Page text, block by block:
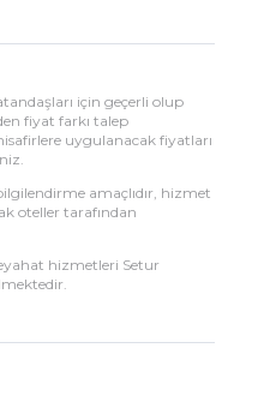
için geçerli olup
fiyat farkı talep
uygulanacak fiyatları
amaçlıdır, hizmet
oteller tarafından
hizmetleri Setur